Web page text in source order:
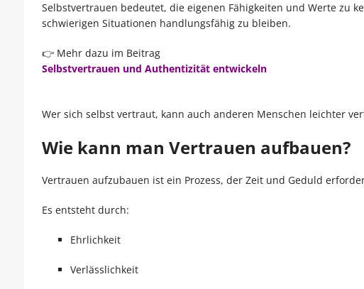
Selbstvertrauen bedeutet, die eigenen Fähigkeiten und Werte zu
schwierigen Situationen handlungsfähig zu bleiben.
👉 Mehr dazu im Beitrag
Selbstvertrauen und Authentizität entwickeln
Wer sich selbst vertraut, kann auch anderen Menschen leichter
Wie kann man Vertrauen aufbauen?
Vertrauen aufzubauen ist ein Prozess, der Zeit und Geduld
Es entsteht durch:
Ehrlichkeit
Verlässlichkeit